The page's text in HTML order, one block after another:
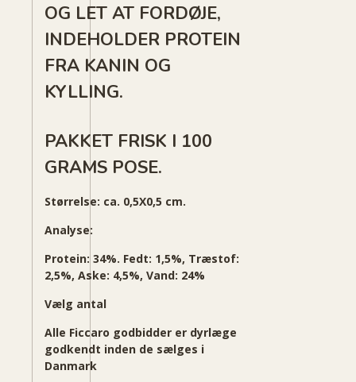
OG LET AT FORDØJE,
INDEHOLDER PROTEIN
FRA KANIN OG
KYLLING.
PAKKET FRISK I 100
GRAMS POSE.
Størrelse: ca. 0,5X0,5 cm.
Analyse:
Protein: 34%. Fedt: 1,5%, Træstof:
2,5%, Aske: 4,5%, Vand: 24%
Vælg antal
Alle Ficcaro godbidder er dyrlæge
godkendt inden de sælges i
Danmark